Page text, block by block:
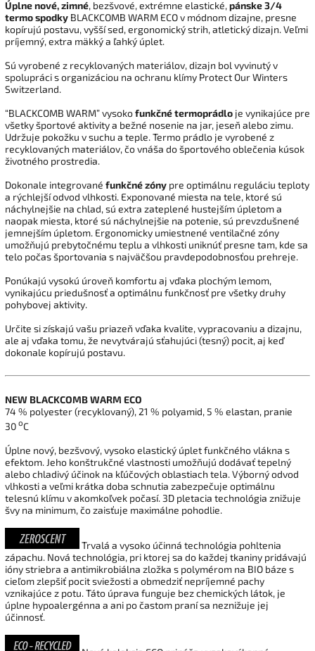
Úplne nové, zimné, bezšvové, extrémne elastické,pánske 3/4
termo spodky BLACKCOMB WARM ECO v módnom dizajne, presne
kopírujú postavu, vyšší sed, ergonomický strih, atletický dizajn. Veľmi
príjemný, extra mäkký a ľahký úplet.
Sú vyrobené z recyklovaných materiálov, dizajn bol vyvinutý v
spolupráci s organizáciou na ochranu klímy Protect Our Winters
Switzerland.
“BLACKCOMB WARM” vysokofunkčné termoprádlo je vynikajúce pre
všetky športové aktivity a bežné nosenie na jar, jeseň alebo zimu.
Udržuje pokožku v suchu a teple. Termo prádlo je vyrobené z
recyklovaných materiálov, čo vnáša do športového oblečenia kúsok
životného prostredia.
Dokonale integrované funkčné zóny pre optimálnu reguláciu teploty
a rýchlejší odvod vlhkosti. Exponované miesta na tele, ktoré sú
náchylnejšie na chlad, sú extra zateplené hustejším úpletom a
naopak miesta, ktoré sú náchylnejšie na potenie, sú prevzdušnené
jemnejším úpletom. Ergonomicky umiestnené ventilačné zóny
umožňujú prebytočnému teplu a vlhkosti uniknúť presne tam, kde sa
telo počas športovania s najväčšou pravdepodobnosťou prehreje.
Ponúkajú vysokú úroveň komfortu aj vďaka plochým lemom,
vynikajúcu priedušnosť a optimálnu funkčnosť pre všetky druhy
pohybovej aktivity.
Určite si získajú vašu priazeň vďaka kvalite, vypracovaniu a dizajnu,
ale aj vďaka tomu, že nevytvárajú sťahujúci (tesný) pocit, aj keď
dokonale kopírujú postavu.
NEW BLACKCOMB WARM ECO
74 % polyester (recyklovaný), 21 % polyamid, 5 % elastan, pranie
30 oC
Úplne nový, bezšvový, vysoko elastický úplet funkčného vlákna s
efektom. Jeho konštrukčné vlastnosti umožňujú dodávať tepelný
alebo chladivý účinok na kľúčových oblastiach tela. Výborný odvod
vlhkosti a veľmi krátka doba schnutia zabezpečuje optimálnu
telesnú klímu v akomkoľvek počasí. 3D pletacia technológia znižuje
švy na minimum, čo zaisťuje maximálne pohodlie.
Trvalá a vysoko účinná technológia pohltenia
zápachu. Nová technológia, pri ktorej sa do každej tkaniny pridávajú
ióny striebra a antimikrobiálna zložka s polymérom na BIO báze s
cieľom zlepšiť pocit sviežosti a obmedziť nepríjemné pachy
vznikajúce z potu. Táto úprava funguje bez chemických látok, je
úplne hypoalergénna a ani po častom praní sa neznižuje jej
účinnosť.